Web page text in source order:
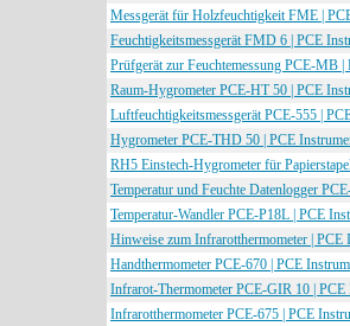
Messgerät für Holzfeuchtigkeit FME |
Feuchtigkeitsmessgerät FMD 6 | PCE
Prüfgerät zur Feuchtemessung PCE-MB |
Raum-Hygrometer PCE-HT 50 | PCE
Luftfeuchtigkeitsmessgerät PCE-555 |
Hygrometer PCE-THD 50 | PCE
RH5 Einstech-Hygrometer für
Temperatur und Feuchte Datenlogger
Temperatur-Wandler PCE-P18L | PCE
Hinweise zum Infrarotthermometer | PCE
Handthermometer PCE-670 | PCE
Infrarot-Thermometer PCE-GIR 10 | PCE
Infrarotthermometer PCE-675 | PCE